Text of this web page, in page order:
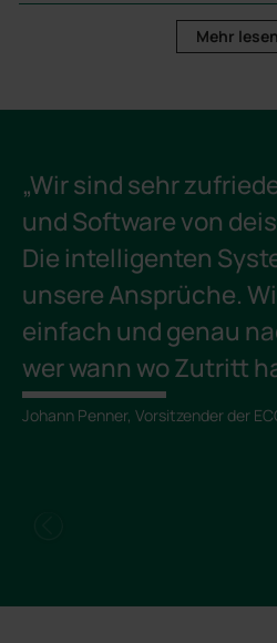
Mehr lesen
Jede Tür im Gebäude lässt
per Software verwalten. Dabei
„Wir sind sehr
und Software von
Die intelligenten
unsere Ansprüche.
einfach und genau
wer wann wo Zutritt
Johann Penner, Vorsitzender der